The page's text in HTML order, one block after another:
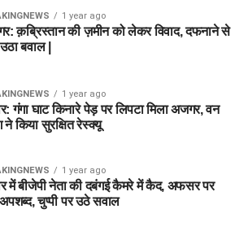
1 year ago
क़ब्रिस्तान की ज़मीन को लेकर विवाद, दफनाने से
बवाल |
1 year ago
गंगा घाट किनारे पेड़ पर लिपटा मिला अजगर, वन
ने किया सुरक्षित रेस्क्यू
1 year ago
में बीजेपी नेता की दबंगई कैमरे में कैद, अफसर पर
चुप्पी पर उठे सवाल